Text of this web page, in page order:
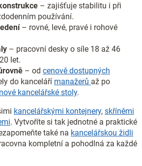
– zajišťuje stabilitu i při
používání.
– rovné, levé, pravé i rohové
– pracovní desky o síle 18 až 46
let.
– od cenově dostupných
do kanceláří manažerů až po
kancelářské stoly.
kancelářskými kontejnery, skříněmi
. Vytvoříte si tak jednotné a praktické
také na kancelářskou židli
kompletní a pohodlná za každé